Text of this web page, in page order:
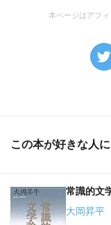
本ページはアフ
この本が好きな人
常識的文
大岡昇平